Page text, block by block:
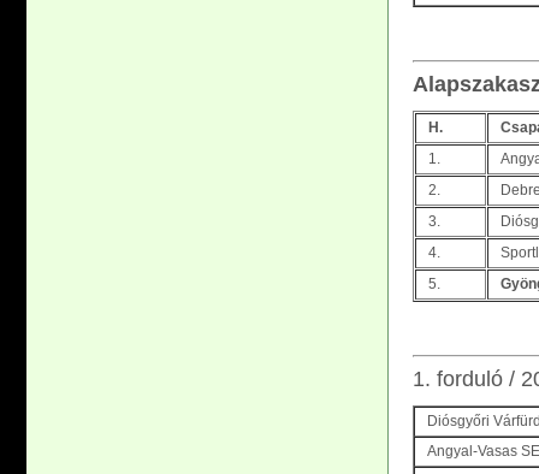
H.
1.
2.
3.
4.
5.
1. forduló /
Diósgyőri
Angyal-Vasas